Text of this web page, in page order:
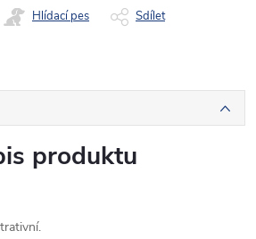
Hlídací pes Sdílet
produktu